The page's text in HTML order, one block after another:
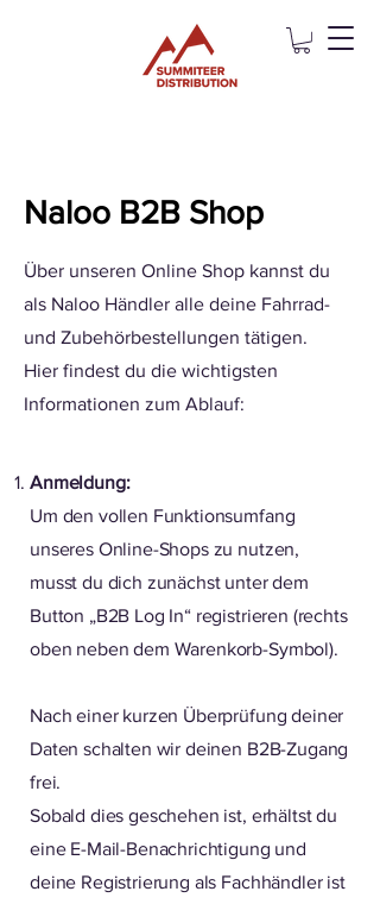
Naloo B2B Shop
Über unseren Online Shop kannst du
als Naloo Händler alle deine Fahrrad-
und Zubehörbestellungen tätigen.
Hier findest du die wichtigsten
Informationen zum Ablauf:
Anmeldung:
Um den vollen Funktionsumfang
unseres Online-Shops zu nutzen,
musst du dich zunächst unter dem
Button „B2B Log In“ registrieren (rechts
oben neben dem Warenkorb-Symbol).
Nach einer kurzen Überprüfung deiner
Daten schalten wir deinen B2B-Zugang
frei.
Sobald dies geschehen ist, erhältst du
eine E-Mail-Benachrichtigung und
deine Registrierung als Fachhändler ist